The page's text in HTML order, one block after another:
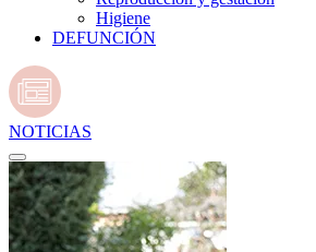
Higiene
DEFUNCIÓN
NOTICIAS